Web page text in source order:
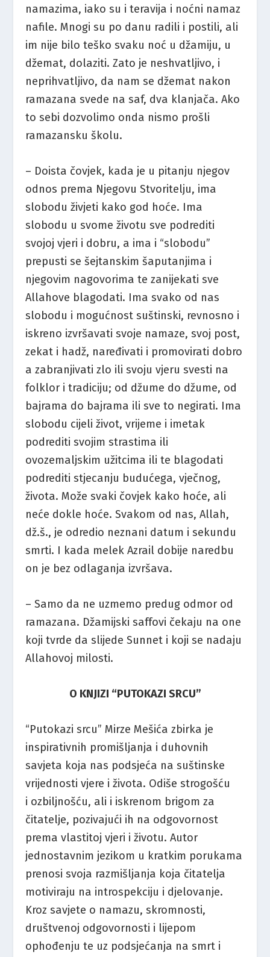
namazima, iako su i teravija i noćni namaz
nafile. Mnogi su po danu radili i postili, ali
im nije bilo teško svaku noć u džamiju, u
džemat, dolaziti. Zato je neshvatljivo, i
neprihvatljivo, da nam se džemat nakon
ramazana svede na saf, dva klanjača. Ako
to sebi dozvolimo onda nismo prošli
ramazansku školu.
– Doista čovjek, kada je u pitanju njegov
odnos prema Njegovu Stvoritelju, ima
slobodu živjeti kako god hoće. Ima
slobodu u svome životu sve podrediti
svojoj vjeri i dobru, a ima i “slobodu”
prepusti se šejtanskim šaputanjima i
njegovim nagovorima te zanijekati sve
Allahove blagodati. Ima svako od nas
slobodu i mogućnost suštinski, revnosno i
iskreno izvršavati svoje namaze, svoj post,
zekat i hadž, naređivati i promovirati dobro
a zabranjivati zlo ili svoju vjeru svesti na
folklor i tradiciju; od džume do džume, od
bajrama do bajrama ili sve to negirati. Ima
slobodu cijeli život, vrijeme i imetak
podrediti svojim strastima ili
ovozemaljskim užitcima ili te blagodati
podrediti stjecanju budućega, vječnog,
života. Može svaki čovjek kako hoće, ali
neće dokle hoće. Svakom od nas, Allah,
dž.š., je odredio neznani datum i sekundu
smrti. I kada melek Azrail dobije naredbu
on je bez odlaganja izvršava.
– Samo da ne uzmemo predug odmor od
ramazana. Džamijski saffovi čekaju na one
koji tvrde da slijede Sunnet i koji se nadaju
Allahovoj milosti.
O KNJIZI “PUTOKAZI SRCU”
“Putokazi srcu” Mirze Mešića zbirka je
inspirativnih promišljanja i duhovnih
savjeta koja nas podsjeća na suštinske
vrijednosti vjere i života. Odiše strogošću
i ozbiljnošću, ali i iskrenom brigom za
čitatelje, pozivajući ih na odgovornost
prema vlastitoj vjeri i životu. Autor
jednostavnim jezikom u kratkim porukama
prenosi svoja razmišljanja koja čitatelja
motiviraju na introspekciju i djelovanje.
Kroz savjete o namazu, skromnosti,
društvenoj odgovornosti i lijepom
ophođenju te uz podsjećanja na smrt i